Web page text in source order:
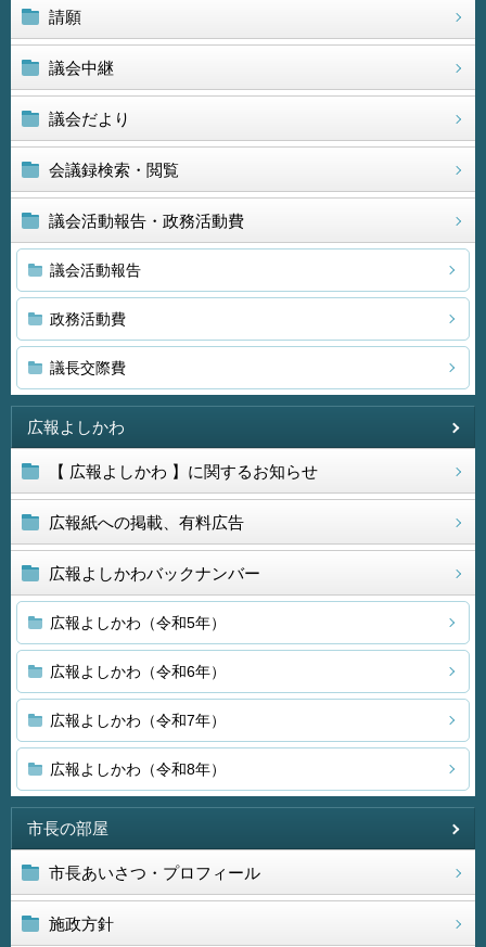
請願
議会中継
議会だより
会議録検索・閲覧
議会活動報告・政務活動費
議会活動報告
政務活動費
議長交際費
広報よしかわ
【 広報よしかわ 】に関するお知らせ
広報紙への掲載、有料広告
広報よしかわバックナンバー
広報よしかわ（令和5年）
広報よしかわ（令和6年）
広報よしかわ（令和7年）
広報よしかわ（令和8年）
市長の部屋
市長あいさつ・プロフィール
施政方針